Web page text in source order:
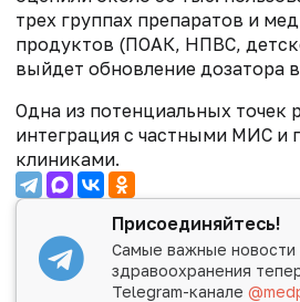
трех группах препаратов и
продуктов (ПОАК, НПВС,
выйдет обновление дозатора
Одна из потенциальных точек
интеграция с частными МИС и
клиниками.
Присоединяйтесь!
Самые важные
здравоохранения
Telegram-канале